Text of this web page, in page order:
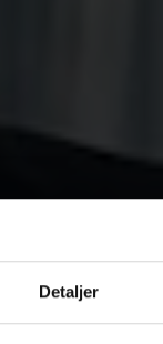
Detaljer